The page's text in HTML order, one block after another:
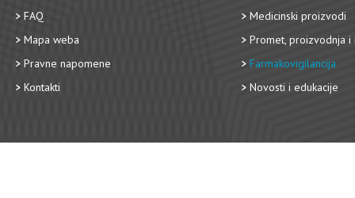
FAQ
Mapa weba
Pravne napomene
Kontakti
Medicinski proizvodi
Promet, proizvodnja i
Farmakovigilancija
Novosti i edukacije